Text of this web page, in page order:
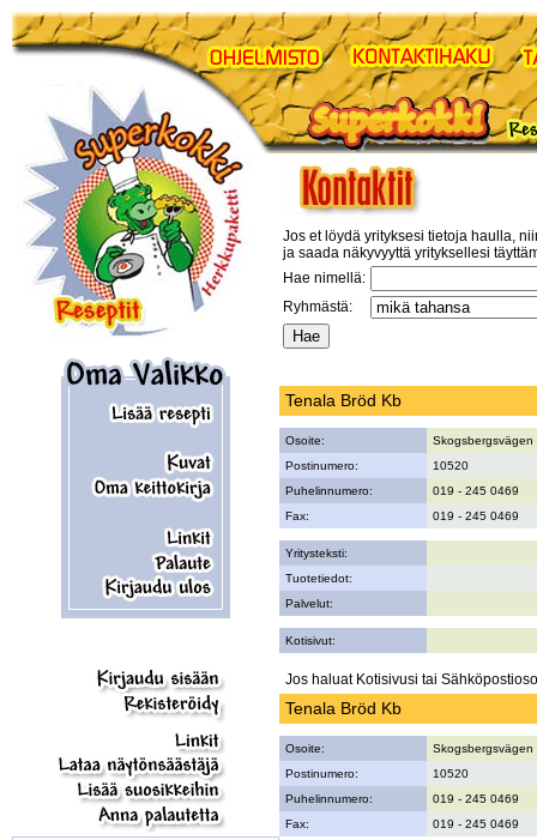
Jos et löydä yrityksesi tietoja haulla,
ja saada näkyvyyttä yrityksellesi
Hae nimellä:
Ryhmästä:
Tenala Bröd Kb
Osoite:
Skogsbergsvägen
Postinumero:
10520
Puhelinnumero:
019 - 245 0469
Fax:
019 - 245 0469
Yritysteksti:
Tuotetiedot:
Palvelut:
Kotisivut:
Jos haluat Kotisivusi tai
Tenala Bröd Kb
Osoite:
Skogsbergsvägen
Postinumero:
10520
Puhelinnumero:
019 - 245 0469
Fax:
019 - 245 0469